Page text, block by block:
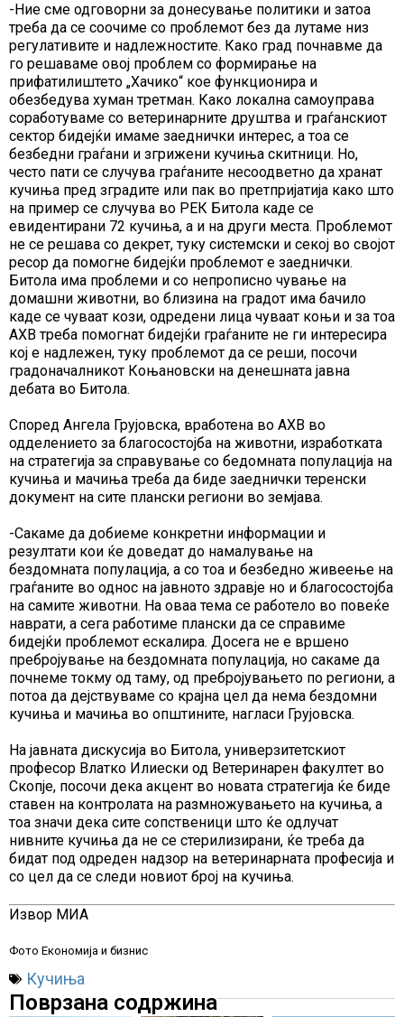
-Ние сме одговорни за донесување политики и затоа
треба да се соочиме со проблемот без да лутаме низ
регулативите и надлежностите. Како град почнавме да
го решаваме овој проблем со формирање на
прифатилиштето „Хачико“ кое функционира и
обезбедува хуман третман. Како локална самоуправа
соработуваме со ветеринарните друштва и граѓанскиот
сектор бидејќи имаме заеднички интерес, а тоа се
безбедни граѓани и згрижени кучиња скитници. Но,
често пати се случува граѓаните несоодветно да хранат
кучиња пред зградите или пак во претпријатија како што
на пример се случува во РЕК Битола каде се
евидентирани 72 кучиња, а и на други места. Проблемот
не се решава со декрет, туку системски и секој во својот
ресор да помогне бидејќи проблемот е заеднички.
Битола има проблеми и со непрописно чување на
домашни животни, во близина на градот има бачило
каде се чуваат кози, одредени лица чуваат коњи и за тоа
АХВ треба помогнат бидејќи граѓаните не ги интересира
кој е надлежен, туку проблемот да се реши, посочи
градоначалникот Коњановски на денешната јавна
дебата во Битола.
Според Ангела Грујовска, вработена во АХВ во
одделението за благосостојба на животни, изработката
на стратегија за справување со бедомната популација на
кучиња и мачиња треба да биде заеднички теренски
документ на сите плански региони во земјава.
-Сакаме да добиеме конкретни информации и
резултати кои ќе доведат до намалување на
бездомната популација, а со тоа и безбедно живеење на
граѓаните во однос на јавното здравје но и благосостојба
на самите животни. На оваа тема се работело во повеќе
наврати, а сега работиме плански да се справиме
бидејќи проблемот ескалира. Досега не е вршено
пребројување на бездомната популација, но сакаме да
почнеме токму од таму, од пребројувањето по региони, а
потоа да дејствуваме со крајна цел да нема бездомни
кучиња и мачиња во општините, нагласи Грујовска.
На јавната дискусија во Битола, универзитетскиот
професор Влатко Илиески од Ветеринарен факултет во
Скопје, посочи дека акцент во новата стратегија ќе биде
ставен на контролата на размножувањето на кучиња, а
тоа значи дека сите сопственици што ќе одлучат
нивните кучиња да не се стерилизирани, ќе треба да
бидат под одреден надзор на ветеринарната професија и
со цел да се следи новиот број на кучиња.
Извор МИА
Фото Економија и бизнис
Кучиња
Поврзана содржина